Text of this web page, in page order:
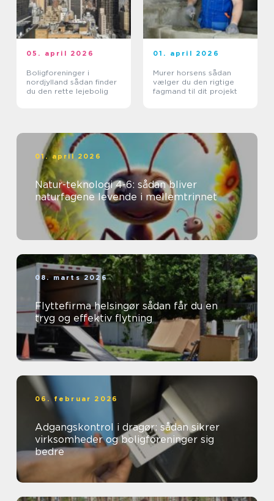
05. april 2026
Boligforeninger i
nordjylland sådan finder
du den rette lejebolig
01. april 2026
Murer horsens sådan
vælger du den rigtige
fagmand til dit projekt
01. april 2026
Natur-teknologi 4-6: sådan bliver
naturfagene levende i mellemtrinnet
08. marts 2026
Flyttefirma helsingør sådan får du en
tryg og effektiv flytning
06. februar 2026
Adgangskontrol i dragør: sådan sikrer
virksomheder og boligforeninger sig
bedre